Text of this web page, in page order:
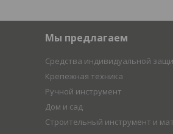
Мы предлагаем
Средства индивидуальной
Крепежная техника
Ручной инструмент
Дом и сад
Строительный инструмент и